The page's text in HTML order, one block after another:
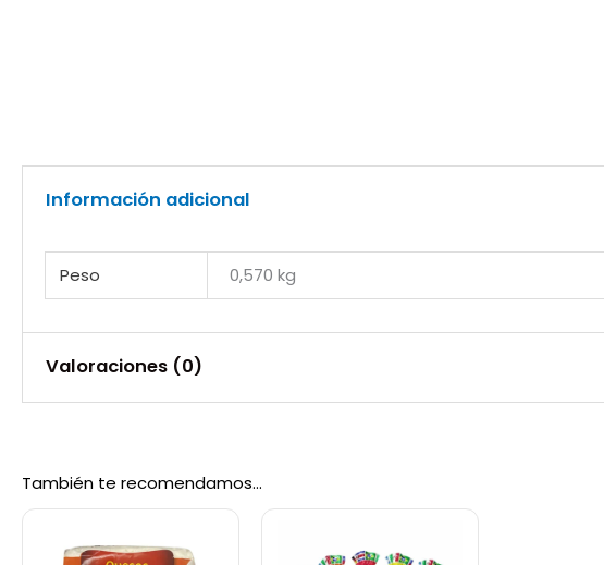
Información adicional
Peso 0,570 kg
Valoraciones (0)
Sé el primero en valorar “Mani Moto Caja 12 Unid.”
Debesacceder para publicar una valoración.
También te recomendamos…